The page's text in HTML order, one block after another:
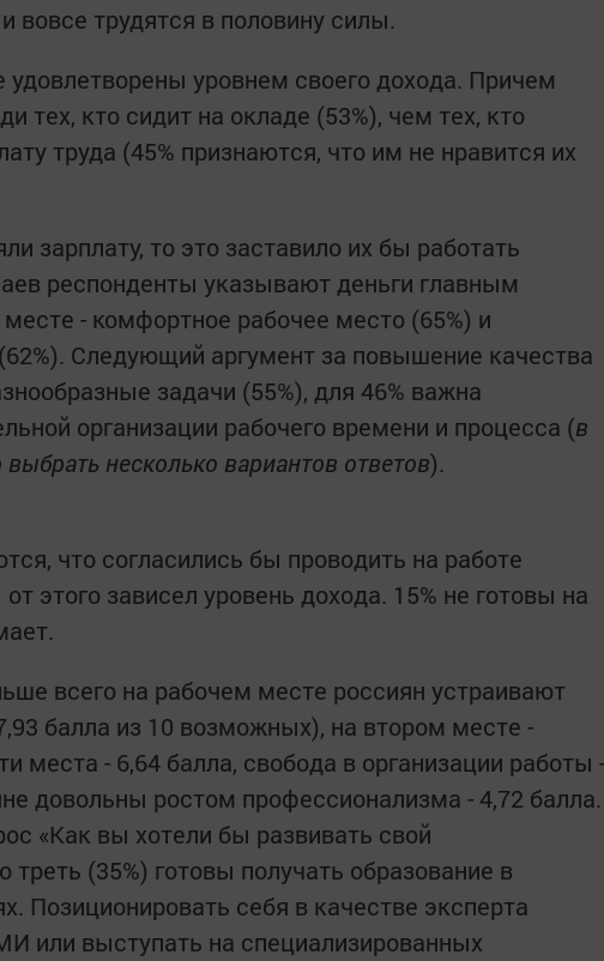
вовсе трудятся в половину силы.
уровнем своего дохода. Причем
тех, кто сидит на окладе (53%), чем тех, кто
труда (45% признаются, что им не нравится их
зарплату, то это заставило их бы работать
респонденты указывают деньги главным
- комфортное рабочее место (65%) и
Следующий аргумент за повышение качества
задачи (55%), для 46% важна
организации рабочего времени и процесса (в
несколько вариантов ответов).
что согласились бы проводить на работе
этого зависел уровень дохода. 15% не готовы на
всего на рабочем месте россиян устраивают
балла из 10 возможных), на втором месте -
места - 6,64 балла, свобода в организации работы -
довольны ростом профессионализма - 4,72 балла.
«Как вы хотели бы развивать свой
треть (35%) готовы получать образование в
Позиционировать себя в качестве эксперта
или выступать на специализированных